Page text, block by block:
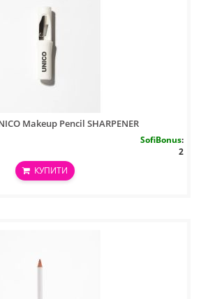
Makeup Pencil SHARPENER
SofiBonus:
2
КУПИТИ